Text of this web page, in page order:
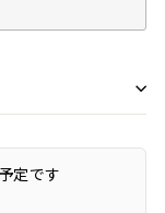
定です